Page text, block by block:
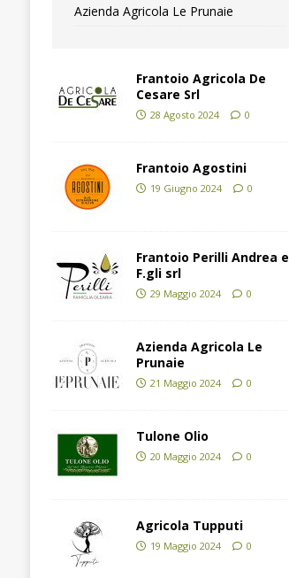
Azienda Agricola Le Prunaie
Frantoio Agricola De
Cesare Srl
28 Agosto 2024 0
Frantoio Agostini
19 Giugno 2024 0
Frantoio Perilli Andrea e
F.gli srl
29 Maggio 2024 0
Azienda Agricola Le
Prunaie
21 Maggio 2024 0
Tulone Olio
20 Maggio 2024 0
Agricola Tupputi
19 Maggio 2024 0